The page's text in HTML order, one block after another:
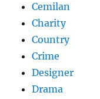
Cemilan
Charity
Country
Crime
Designer
Drama